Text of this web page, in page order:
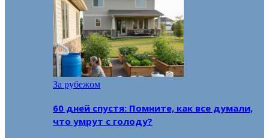
За рубежом
60 дней спустя: Помните, как все думали,
что умрут с голоду?